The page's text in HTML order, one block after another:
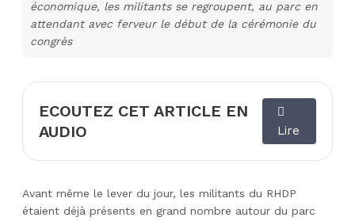
économique, les militants se regroupent, au parc en
attendant avec ferveur le début de la cérémonie du
congrès
ECOUTEZ CET ARTICLE EN
AUDIO
Lire
Avant même le lever du jour, les militants du RHDP
étaient déjà présents en grand nombre autour du parc